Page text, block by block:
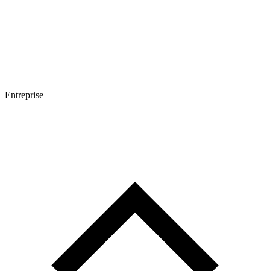
Entreprise